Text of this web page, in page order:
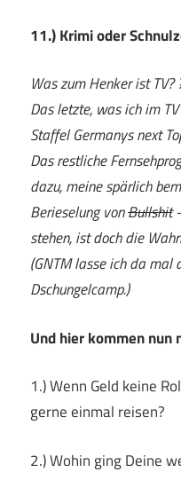
11.) Krimi oder
Was zum Henker ist TV?
Das letzte, was ich im
Staffel Germanys next
Das restliche
dazu, meine spärlich
Berieselung vonBullshit
stehen, ist doch die
(GNTM lasse ich da mal
Dschungelcamp.)
Und hier kommen nun
1.) Wenn Geld keine
gerne einmal reisen?
2.) Wohin ging Deine